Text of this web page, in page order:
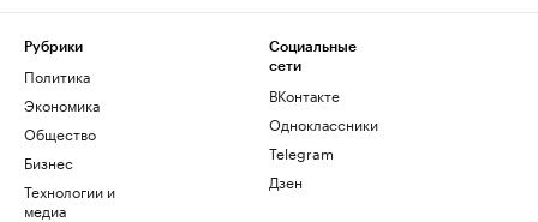
Рубрики
Политика
Экономика
Общество
Бизнес
Технологии и
медиа
Социальные
сети
ВКонтакте
Одноклассники
Telegram
Дзен